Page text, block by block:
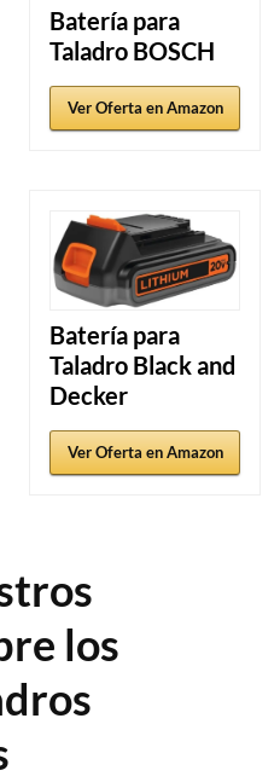
Batería para
Taladro BOSCH
Ver Oferta en Amazon
Batería para
Taladro Black and
Decker
Ver Oferta en Amazon
los